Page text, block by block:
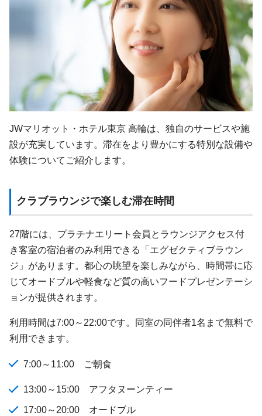
JWマリオット・ホテル東京 高輪は、独自のサービスや施
設が充実しています。滞在をより豊かにする特別な設備や
体験についてご紹介します。
クラブラウンジで楽しむ滞在時間
27階には、プラチナエリート会員とラウンジアクセス付
き客室の宿泊者のみ利用できる「エグゼクティブラウン
ジ」があります。都心の眺望を楽しみながら、時間帯に応
じてオードブルや軽食など質の高いフードプレゼンテーシ
ョンが提供されます。
利用時間は7:00～22:00です。同室の同伴者1名まで無料で
利用できます。
7:00～11:00 ご朝食
13:00～15:00 アフタヌーンティー
17:00～20:00 オードブル